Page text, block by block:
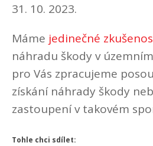
31. 10. 2023.
Máme jedinečné
náhradu škody v
pro Vás zpracujeme
získání náhrady škody
zastoupení v takovém
Tohle chci sdílet: